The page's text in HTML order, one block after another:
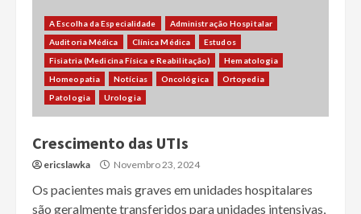
A Escolha da Especialidade
Administração Hospitalar
Auditoria Médica
Clínica Médica
Estudos
Fisiatria (Medicina Física e Reabilitação)
Hematologia
Homeopatia
Notícias Oncológica
Ortopedia
Patologia
Urologia
Crescimento das UTIs
ericslawka Novembro 23, 2024
Os pacientes mais graves em unidades hospitalares
são geralmente transferidos para unidades intensivas,